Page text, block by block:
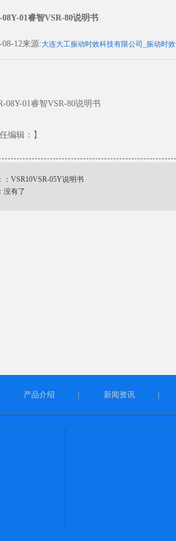
08Y-01睿智VSR-80说明书
08-12来源:大连大工振动时效科技有限公司_振动时
08Y-01睿智VSR-80说明书
编辑： 】
VSR10VSR-05Y说明书
没有了
产品介绍 新闻资讯